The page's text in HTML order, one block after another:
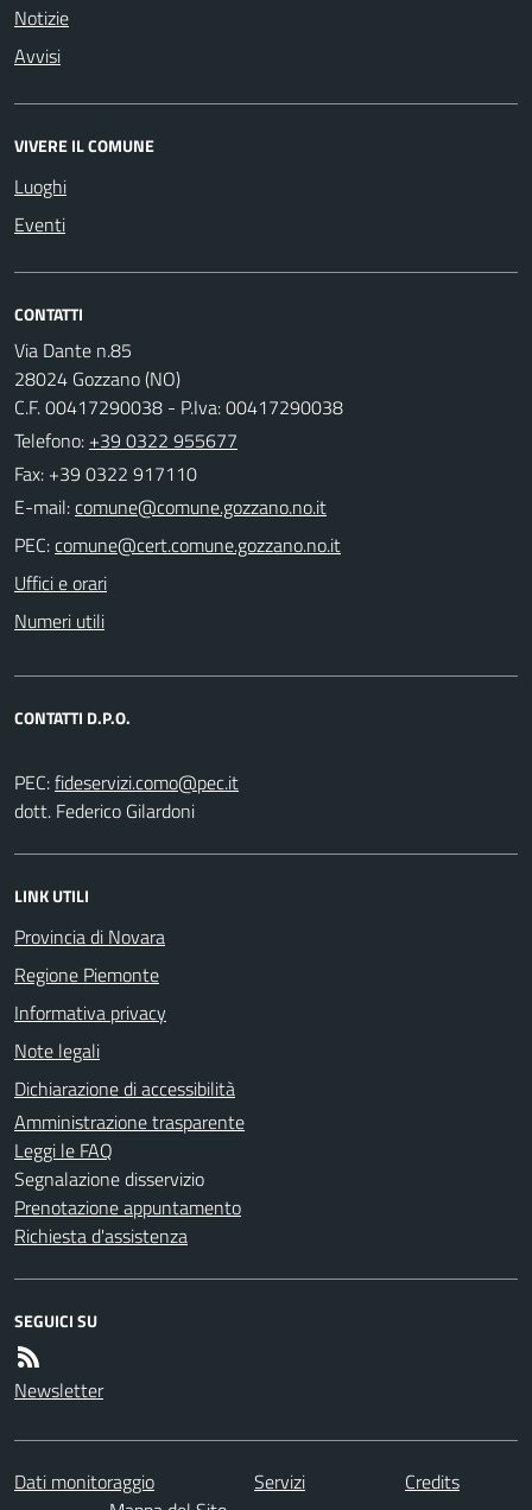
Notizie
Avvisi
VIVERE IL COMUNE
Luoghi
Eventi
CONTATTI
Via Dante n.85
28024 Gozzano (NO)
C.F. 00417290038 - P.Iva: 00417290038
Telefono: +39 0322 955677
Fax: +39 0322 917110
E-mail:
PEC:
Uffici e orari
Numeri utili
CONTATTI D.P.O.
PEC:
dott. Federico Gilardoni
LINK UTILI
Provincia di Novara
Regione Piemonte
Informativa privacy
Note legali
Dichiarazione di accessibilità
Amministrazione trasparente
Leggi le FAQ
Segnalazione disservizio
Prenotazione appuntamento
Richiesta d'assistenza
SEGUICI SU
Newsletter
Dati monitoraggio Servizi
Credits